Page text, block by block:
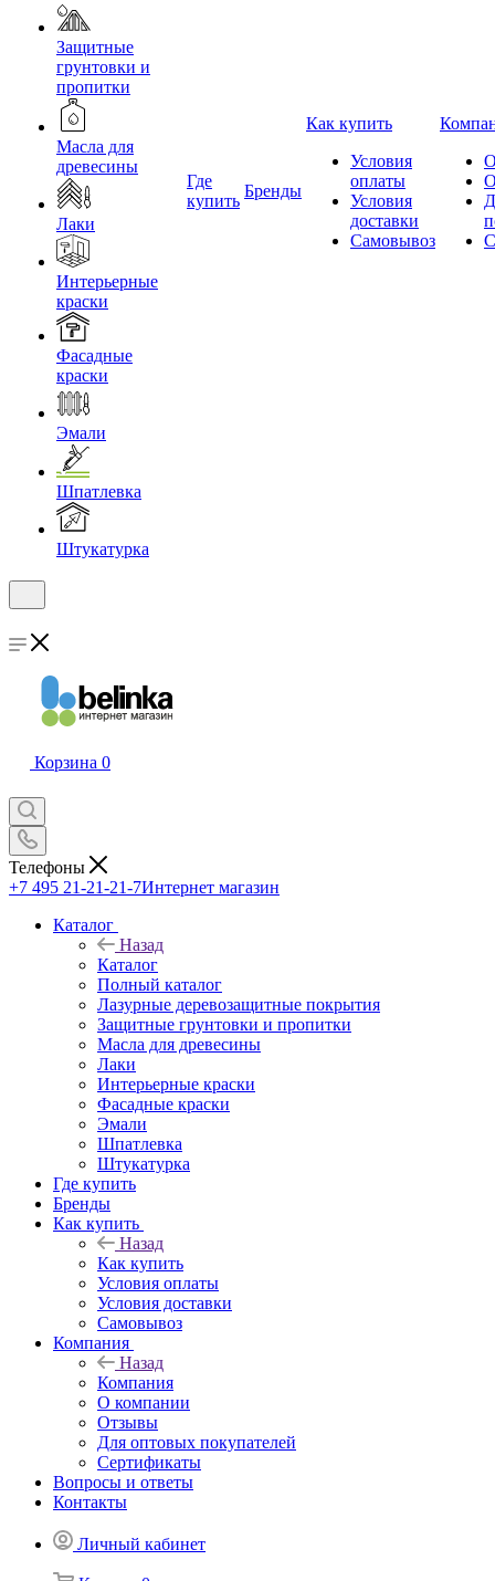
Защитные
грунтовки и
пропитки
Масла для
древесины
Лаки
Интерьерные
краски
Фасадные
краски
Эмали
Шпатлевка
Штукатурка
Где
купить
Бренды
Как купить
Условия
оплаты
Условия
доставки
Самовывоз
Корзина 0
Телефоны
+7 495 21-21-21-7Интернет магазин
Каталог
Назад
Каталог
Полный каталог
Лазурные деревозащитные покрытия
Защитные грунтовки и пропитки
Масла для древесины
Лаки
Интерьерные краски
Фасадные краски
Эмали
Шпатлевка
Штукатурка
Где купить
Бренды
Как купить
Назад
Как купить
Условия оплаты
Условия доставки
Самовывоз
Компания
Назад
Компания
О компании
Отзывы
Для оптовых покупателей
Сертификаты
Вопросы и ответы
Контакты
Личный кабинет